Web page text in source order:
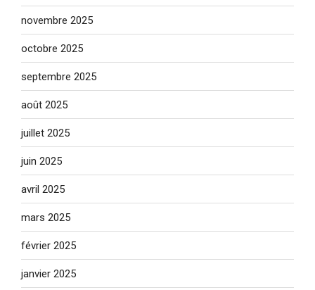
novembre 2025
octobre 2025
septembre 2025
août 2025
juillet 2025
juin 2025
avril 2025
mars 2025
février 2025
janvier 2025